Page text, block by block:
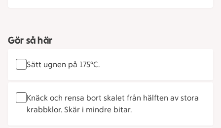
Gör så här
Sätt ugnen på 175°C.
Knäck och rensa bort skalet från hälften av stora
krabbklor. Skär i mindre bitar.